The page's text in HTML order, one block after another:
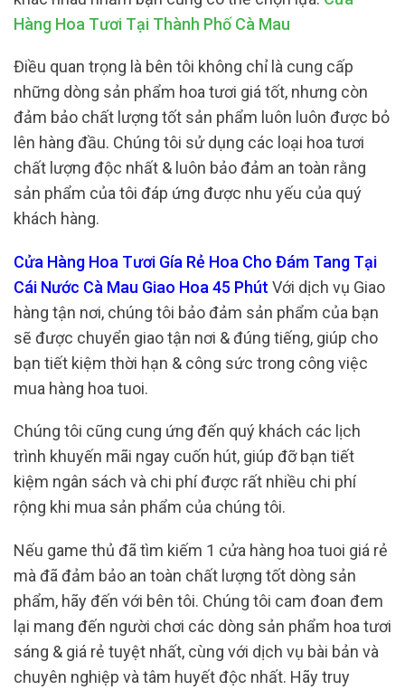
Hàng Hoa Tươi Tại Thành Phố Cà Mau
Điều quan trọng là bên tôi không chỉ là cung cấp
những dòng sản phẩm hoa tươi giá tốt, nhưng còn
đảm bảo chất lượng tốt sản phẩm luôn luôn được bỏ
lên hàng đầu. Chúng tôi sử dụng các loại hoa tươi
chất lượng độc nhất & luôn bảo đảm an toàn rằng
sản phẩm của tôi đáp ứng được nhu yếu của quý
khách hàng.
Cửa Hàng Hoa Tươi Gía Rẻ Hoa Cho Đám Tang Tại
Cái Nước Cà Mau Giao Hoa 45 Phút Với dịch vụ Giao
hàng tận nơi, chúng tôi bảo đảm sản phẩm của bạn
sẽ được chuyển giao tận nơi & đúng tiếng, giúp cho
bạn tiết kiệm thời hạn & công sức trong công việc
mua hàng hoa tuoi.
Chúng tôi cũng cung ứng đến quý khách các lịch
trình khuyến mãi ngay cuốn hút, giúp đỡ bạn tiết
kiệm ngân sách và chi phí được rất nhiều chi phí
rộng khi mua sản phẩm của chúng tôi.
Nếu game thủ đã tìm kiếm 1 cửa hàng hoa tuoi giá rẻ
mà đã đảm bảo an toàn chất lượng tốt dòng sản
phẩm, hãy đến với bên tôi. Chúng tôi cam đoan đem
lại mang đến người chơi các dòng sản phẩm hoa tươi
sáng & giá rẻ tuyệt nhất, cùng với dịch vụ bài bản và
chuyên nghiệp và tâm huyết độc nhất. Hãy truy